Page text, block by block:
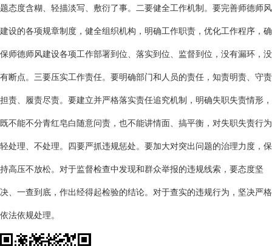
题态度含糊、轻描淡写、敷衍了事。二要健全工作机制。要完善师德师风
建设的各项规章制度，健全组织机构，明确工作职责，优化工作程序，确
保师德师风建设各项工作部署到位、落实到位、监督到位，没有漏环，没
有断点。三要压实工作责任。要明确部门和人员的责任，知责明责、守责
担责、履责尽责。要建立并严格落实责任追究机制，明确失职失责情形，
既不能不分青红皂白随意问责，也不能讲情面、搞平衡，对失职失责行为
轻处理、不处理。四要严抓违规惩处。要加大对突出问题的治理力度，保
持高压不放松。对于监督检查中发现和群众举报的违规线索，要态度坚
决、一查到底，作出经得起检验的结论。对于查实的违规行为，坚决严格
依法依规处理。